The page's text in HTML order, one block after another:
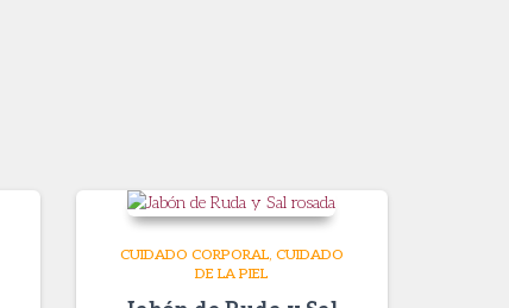
CUIDADO CORPORAL CUIDADO
DE LA PIEL